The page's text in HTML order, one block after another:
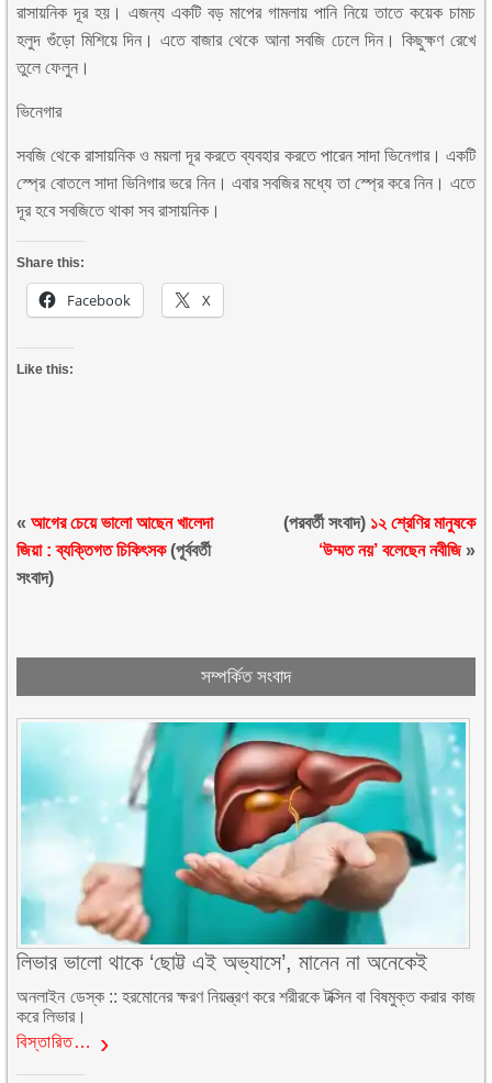
রাসায়নিক দূর হয়। এজন্য একটি বড় মাপের গামলায় পানি নিয়ে তাতে কয়েক চামচ
হলুদ গুঁড়ো মিশিয়ে দিন। এতে বাজার থেকে আনা সবজি ঢেলে দিন। কিছুক্ষণ রেখে
তুলে ফেলুন।
ভিনেগার
সবজি থেকে রাসায়নিক ও ময়লা দূর করতে ব্যবহার করতে পারেন সাদা ভিনেগার। একটি
স্প্রে বোতলে সাদা ভিনিগার ভরে নিন। এবার সবজির মধ্যে তা স্প্রে করে নিন। এতে
দূর হবে সবজিতে থাকা সব রাসায়নিক।
Share this:
Facebook X
Like this:
«আগের চেয়ে ভালো আছেন খালেদা
জিয়া : ব্যক্তিগত চিকিৎসক(পূর্ববর্তী
সংবাদ)
(পরবর্তী সংবাদ) ১২ শ্রেণির মানুষকে
‘উম্মত নয়’ বলেছেন নবীজি»
সম্পর্কিত সংবাদ
লিভার ভালো থাকে ‘ছোট্ট এই অভ্যাসে’, মানেন না অনেকেই
অনলাইন ডেস্ক :: হরমোনের ক্ষরণ নিয়ন্ত্রণ করে শরীরকে টক্সিন বা বিষমুক্ত করার কাজ
করে লিভার।
বিস্তারিত…